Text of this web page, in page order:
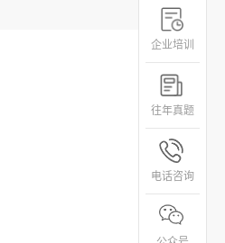
企业培训
往年真题
电话咨询